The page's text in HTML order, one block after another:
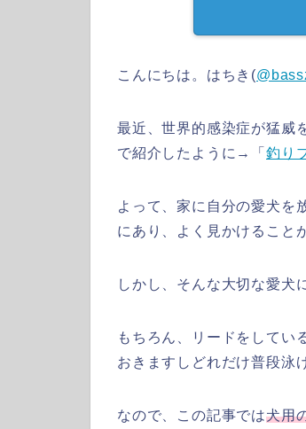
こんにちは。はちき(
最近、世界的感染症が猛威
で紹介したように→「 釣り
よって、家に自分の愛犬を
にあり、よく見かけること
しかし、そんな大切な愛犬
もちろん、リードをしてい
おきますしどれだけ普段泳
なので、この記事では犬用